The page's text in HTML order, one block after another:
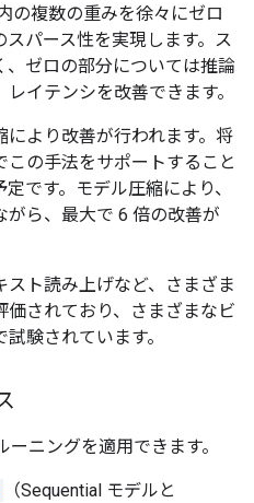
の複数の重みを徐々にゼロ
パース性を実現します。ス
、ゼロの部分については推論
イテンシを改善できます。
により改善が行われます。将
の手法をサポートすること
です。モデル圧縮により、
ら、最大で 6 倍の改善が
スト読み上げなど、さまざま
されており、さまざまなビ
験されています。
ニングを適用できます。
（Sequential モデルと